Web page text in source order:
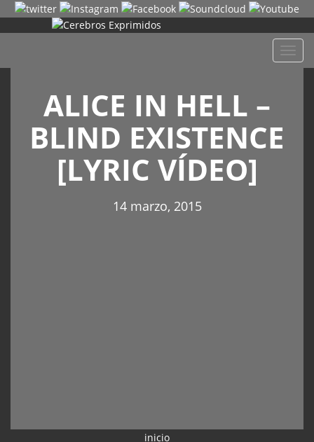
ALICE IN HELL –
BLIND EXISTENCE
[LYRIC VÍDEO]
14 marzo, 2015
inicio